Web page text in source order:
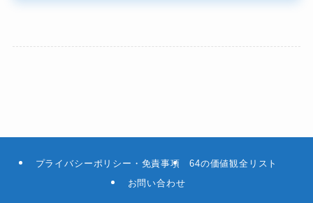
プライバシーポリシー・免責事項
64の価値観全リスト
お問い合わせ